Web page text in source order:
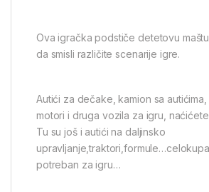
Ova igračka podstiče detetovu
da smisli različite scenarije igre.
Autići za dečake, kamion sa
motori i druga vozila za igru,
Tu su još i autići na daljinsko
potreban za igru…